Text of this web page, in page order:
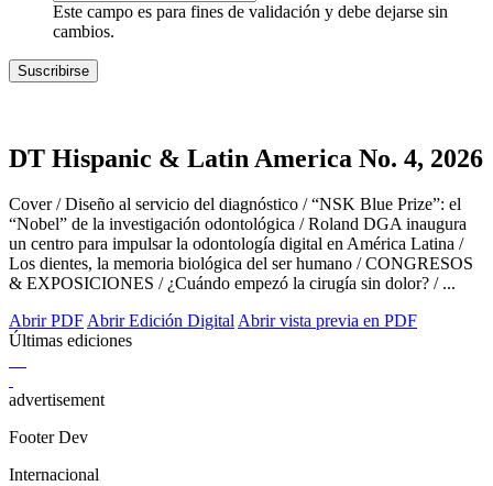
Este campo es para fines de validación y debe dejarse sin
cambios.
DT Hispanic & Latin America No. 4, 2026
Cover / Diseño al servicio del diagnóstico / “NSK Blue Prize”: el
“Nobel” de la investigación odontológica / Roland DGA inaugura
un centro para impulsar la odontología digital en América Latina /
Los dientes, la memoria biológica del ser humano / CONGRESOS
& EXPOSICIONES / ¿Cuándo empezó la cirugía sin dolor? / ...
Abrir PDFAbrir Edición DigitalAbrir vista previa en PDF
Últimas ediciones
advertisement
Footer Dev
Internacional